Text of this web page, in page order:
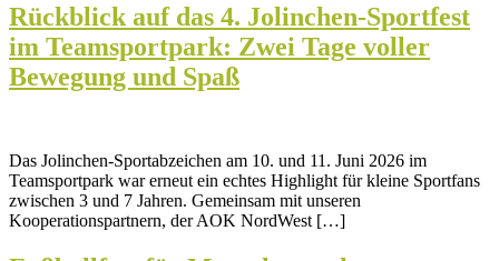
Rückblick auf das 4. Jolinchen‑Sportfest
im Teamsportpark: Zwei Tage voller
Bewegung und Spaß
Das Jolinchen-Sportabzeichen am 10. und 11. Juni 2026 im
Teamsportpark war erneut ein echtes Highlight für kleine Sportfans
zwischen 3 und 7 Jahren. Gemeinsam mit unseren
Kooperationspartnern, der AOK NordWest […]